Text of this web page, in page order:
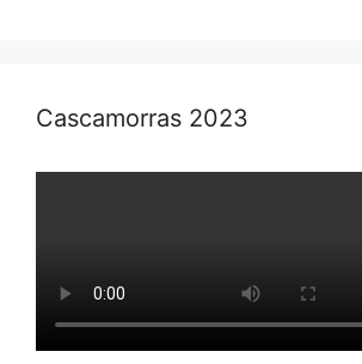
Cascamorras 2023